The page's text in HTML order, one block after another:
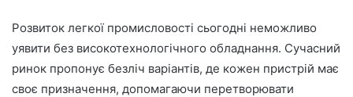
а
Розвиток легкої промисловості сьогодні неможливо
уявити без високотехнологічного обладнання. Сучасний
ринок пропонує безліч варіантів, де кожен пристрій має
своє призначення, допомагаючи перетворювати